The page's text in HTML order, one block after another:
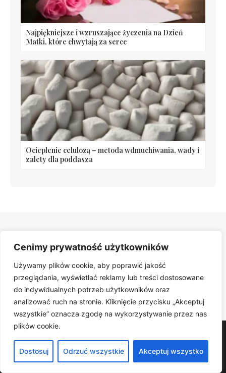
Cenimy prywatność użytkowników
Używamy plików cookie, aby poprawić jakość
przeglądania, wyświetlać reklamy lub treści dostosowane
do indywidualnych potrzeb użytkowników oraz
analizować ruch na stronie. Kliknięcie przycisku „Akceptuj
wszystkie” oznacza zgodę na wykorzystywanie przez nas
plików cookie.
Dostosuj Odrzuć wszystkie Akceptuj wszystko
Najpiękniejsze i wzruszające życzenia na Dzień
Matki, które chwytają za serce
Ocieplenie celulozą – metoda wdmuchiwania, wady i
zalety dla poddasza
Polecane artykuły
Odkryj więcej inspiracji i praktycznych porad.
PRZEGLĄDAJ ARTYKUŁY
Dominspiracji